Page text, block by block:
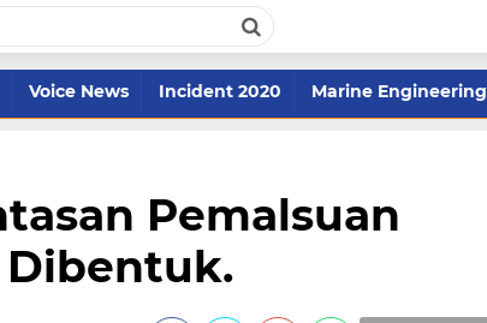
Voice News Incident 2020 Marine Engineering
Pemalsuan